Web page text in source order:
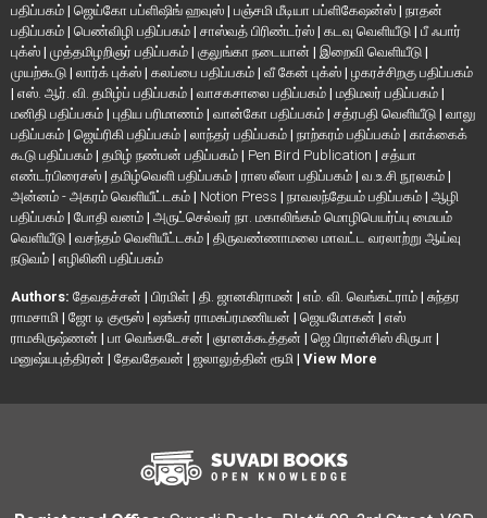
பதிப்பகம் | ஜெய்கோ பப்ளிஷிங் ஹவுஸ் | பஞ்சமி மீடியா பப்ளிகேஷன்ஸ் | நாதன்
பதிப்பகம் | பெண்விழி பதிப்பகம் | சாஸ்வத் பிரிண்டர்ஸ் | கடவு வெளியீடு | பீ ஃபார்
புக்ஸ் | முத்தமிழறிஞர் பதிப்பகம் | குலுங்கா நடையான் | இறைவி வெளியீடு |
முயற்கூடு | லார்க் புக்ஸ் | கலப்பை பதிப்பகம் | வீ கேன் புக்ஸ் | ழகரச்சிறகு பதிப்பகம்
| எஸ். ஆர். வி. தமிழ்ப் பதிப்பகம் | வாசகசாலை பதிப்பகம் | மதிமலர் பதிப்பகம் |
மனிதி பதிப்பகம் | புதிய பரிமாணம் | வான்கோ பதிப்பகம் | சத்ரபதி வெளியீடு | வாலு
பதிப்பகம் | ஜெய்ரிகி பதிப்பகம் | லாந்தர் பதிப்பகம் | நாற்கரம் பதிப்பகம் | காக்கைக்
கூடு பதிப்பகம் | தமிழ் நண்பன் பதிப்பகம் | Pen Bird Publication | சத்யா
எண்டர்பிரைசஸ் | தமிழ்வெளி பதிப்பகம் | ராஸ லீலா பதிப்பகம் | வ.உ.சி நூலகம் |
அன்னம் - அகரம் வெளியீட்டகம் | Notion Press | நாவலந்தேயம் பதிப்பகம் | ஆழி
பதிப்பகம் | போதி வனம் | அருட்செல்வர் நா. மகாலிங்கம் மொழிபெயர்ப்பு மையம்
வெளியீடு | வசந்தம் வெளியீட்டகம் | திருவண்ணாமலை மாவட்ட வரலாற்று ஆய்வு
நடுவம் | எழிலினி பதிப்பகம்
Authors: தேவதச்சன் | பிரமிள் | தி. ஜானகிராமன் | எம். வி. வெங்கட்ராம் | சுந்தர
ராமசாமி | ஜோ டி குரூஸ் | ஷங்கர் ராமசுப்ரமணியன் | ஜெயமோகன் | எஸ்
ராமகிருஷ்ணன் | பா வெங்கடேசன் | ஞானக்கூத்தன் | ஜெ பிரான்சிஸ் கிருபா |
மனுஷ்யபுத்திரன் | தேவதேவன் | ஜலாலுத்தின் ரூமி | View More